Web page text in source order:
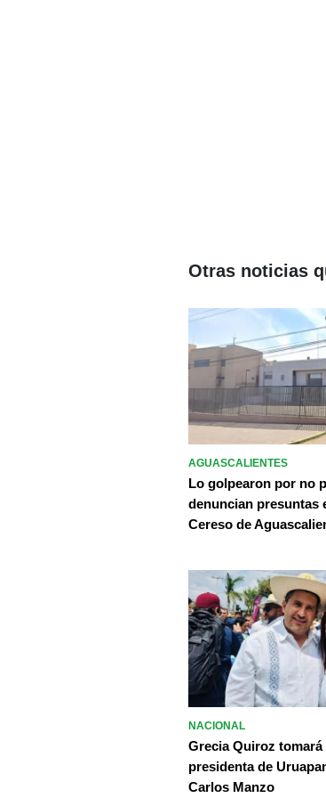
Otras noticias
AGUASCALIENTES
Lo golpearon por no
denuncian presuntas
Cereso de
NACIONAL
Grecia Quiroz
presidenta de
Carlos Manzo